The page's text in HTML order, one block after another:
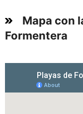
Mapa con
Formentera